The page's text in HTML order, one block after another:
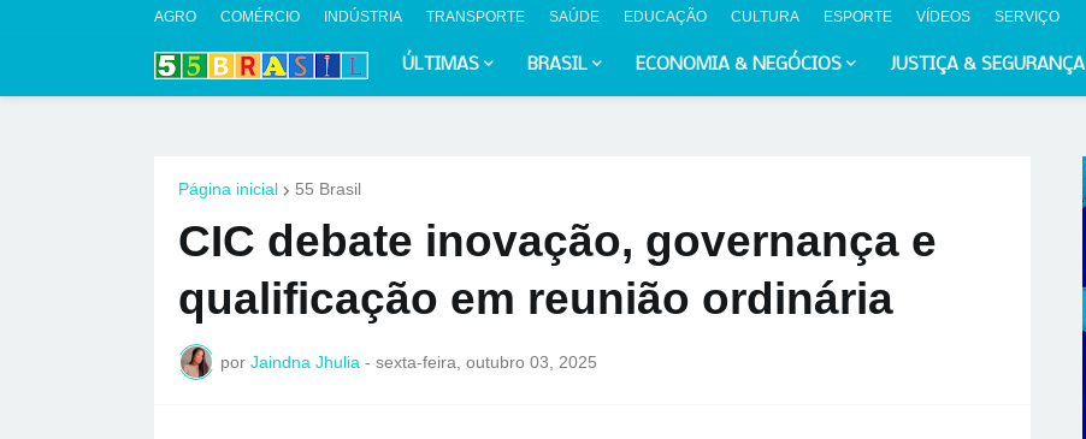
AGRO COMÉRCIO INDÚSTRIA TRANSPORTE SAÚDE EDUCAÇÃO CULTURA ESPORTE VÍDEOS SERVIÇO
ÚLTIMAS BRASIL ECONOMIA & NEGÓCIOS JUSTIÇA & SEGURANÇA
Página inicial 55 Brasil
CIC debate inovação, governança e
qualificação em reunião ordinária
por Jaindna Jhulia - sexta-feira, outubro 03, 2025